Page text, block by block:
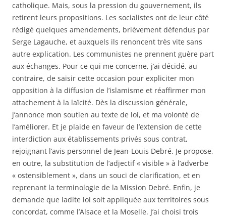
catholique. Mais, sous la pression du gouvernement, ils
retirent leurs propositions. Les socialistes ont de leur côté
rédigé quelques amendements, brièvement défendus par
Serge Lagauche, et auxquels ils renoncent très vite sans
autre explication. Les communistes ne prennent guère part
aux échanges. Pour ce qui me concerne, j’ai décidé, au
contraire, de saisir cette occasion pour expliciter mon
opposition à la diffusion de l’islamisme et réaffirmer mon
attachement à la laïcité. Dès la discussion générale,
j’annonce mon soutien au texte de loi, et ma volonté de
l’améliorer. Et je plaide en faveur de l’extension de cette
interdiction aux établissements privés sous contrat,
rejoignant l’avis personnel de Jean-Louis Debré. Je propose,
en outre, la substitution de l’adjectif « visible » à l’adverbe
« ostensiblement », dans un souci de clarification, et en
reprenant la terminologie de la Mission Debré. Enfin, je
demande que ladite loi soit appliquée aux territoires sous
concordat, comme l’Alsace et la Moselle. J’ai choisi trois